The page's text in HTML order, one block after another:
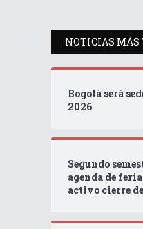
NOTICIAS MÁS
Bogotá será
2026
Segundo
agenda de
activo cierre